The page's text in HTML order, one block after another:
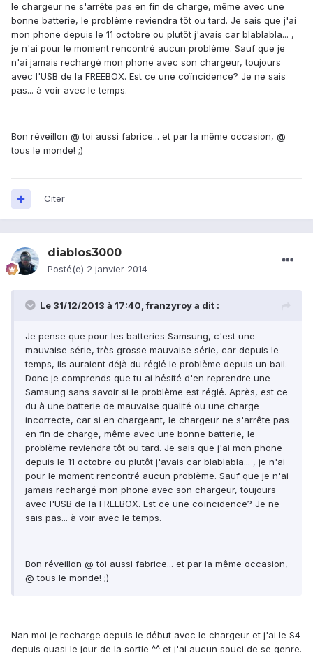
le chargeur ne s'arrête pas en fin de charge, même avec une
bonne batterie, le problème reviendra tôt ou tard. Je sais que j'ai
mon phone depuis le 11 octobre ou plutôt j'avais car blablabla... ,
je n'ai pour le moment rencontré aucun problème. Sauf que je
n'ai jamais rechargé mon phone avec son chargeur, toujours
avec l'USB de la FREEBOX. Est ce une coïncidence? Je ne sais
pas... à voir avec le temps.
Bon réveillon @ toi aussi fabrice... et par la même occasion, @
tous le monde! ;)
Citer
diablos3000
Posté(e) 2 janvier 2014
Le 31/12/2013 à 17:40, franzyroy a dit :
Je pense que pour les batteries Samsung, c'est une
mauvaise série, très grosse mauvaise série, car depuis le
temps, ils auraient déjà du réglé le problème depuis un bail.
Donc je comprends que tu ai hésité d'en reprendre une
Samsung sans savoir si le problème est réglé. Après, est ce
du à une batterie de mauvaise qualité ou une charge
incorrecte, car si en chargeant, le chargeur ne s'arrête pas
en fin de charge, même avec une bonne batterie, le
problème reviendra tôt ou tard. Je sais que j'ai mon phone
depuis le 11 octobre ou plutôt j'avais car blablabla... , je n'ai
pour le moment rencontré aucun problème. Sauf que je n'ai
jamais rechargé mon phone avec son chargeur, toujours
avec l'USB de la FREEBOX. Est ce une coïncidence? Je ne
sais pas... à voir avec le temps.
Bon réveillon @ toi aussi fabrice... et par la même occasion,
@ tous le monde! ;)
Nan moi je recharge depuis le début avec le chargeur et j'ai le S4
depuis quasi le jour de la sortie ^^ et j'ai aucun souci de se genre.